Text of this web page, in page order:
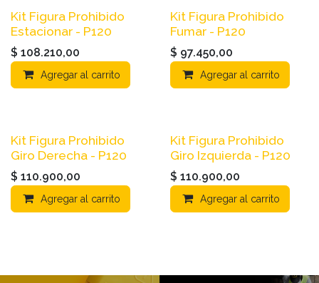
Kit Figura Prohibido
Estacionar - P120
$ 108.210,00
Agregar al carrito
Kit Figura Prohibido
Fumar - P120
$ 97.450,00
Agregar al carrito
Kit Figura Prohibido
Giro Derecha - P120
$ 110.900,00
Agregar al carrito
Kit Figura Prohibido
Giro Izquierda - P120
$ 110.900,00
Agregar al carrito